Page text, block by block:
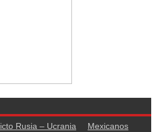
Rusia – Ucrania
Mexicanos